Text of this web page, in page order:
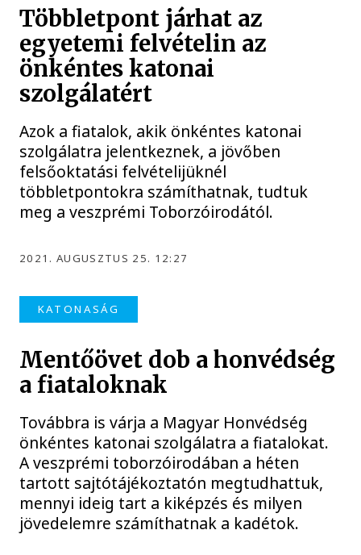
Többletpont járhat az
egyetemi felvételin az
önkéntes katonai
szolgálatért
Azok a fiatalok, akik önkéntes katonai
szolgálatra jelentkeznek, a jövőben
felsőoktatási felvételijüknél
többletpontokra számíthatnak, tudtuk
meg a veszprémi Toborzóirodától.
2021. AUGUSZTUS 25. 12:27
KATONASÁG
Mentőövet dob a honvédség
a fiataloknak
Továbbra is várja a Magyar Honvédség
önkéntes katonai szolgálatra a fiatalokat.
A veszprémi toborzóirodában a héten
tartott sajtótájékoztatón megtudhattuk,
mennyi ideig tart a kiképzés és milyen
jövedelemre számíthatnak a kadétok.